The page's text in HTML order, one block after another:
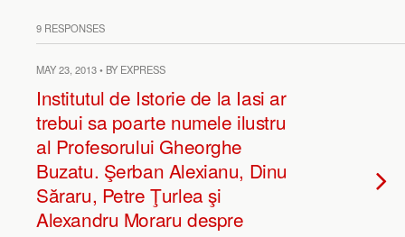
9 RESPONSES
MAY 23, 2013 • BY EXPRESS
Institutul de Istorie de la Iasi ar
trebui sa poarte numele ilustru
al Profesorului Gheorghe
Buzatu. Şerban Alexianu, Dinu
Săraru, Petre Ţurlea şi
Alexandru Moraru despre